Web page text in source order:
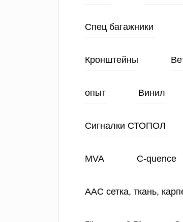
Спец багажники
Кронштейны
опыт Винил
Сигналки СТОПОЛ
MVA C-quence
ААС сетка, ткань,